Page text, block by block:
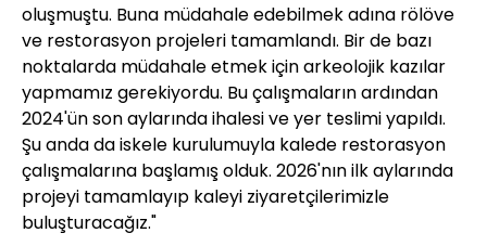
oluşmuştu. Buna müdahale edebilmek adına rölöve
ve restorasyon projeleri tamamlandı. Bir de bazı
noktalarda müdahale etmek için arkeolojik kazılar
yapmamız gerekiyordu. Bu çalışmaların ardından
2024'ün son aylarında ihalesi ve yer teslimi yapıldı.
Şu anda da iskele kurulumuyla kalede restorasyon
çalışmalarına başlamış olduk. 2026'nın ilk aylarında
projeyi tamamlayıp kaleyi ziyaretçilerimizle
buluşturacağız."